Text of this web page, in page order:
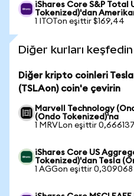
iShares Core S&P Total
Tokenized)'dan
1 ITOTon eşittir $169,44
Diğer kurları keşfedin
Diğer kripto coinleri
(TSLAon) coin'e çevirin
Marvell Technology
(Ondo Tokenized)'na
1 MRVLon eşittir
iShares Core US
Tokenized)'dan Tesla
1 AGGon eşittir 0,309068